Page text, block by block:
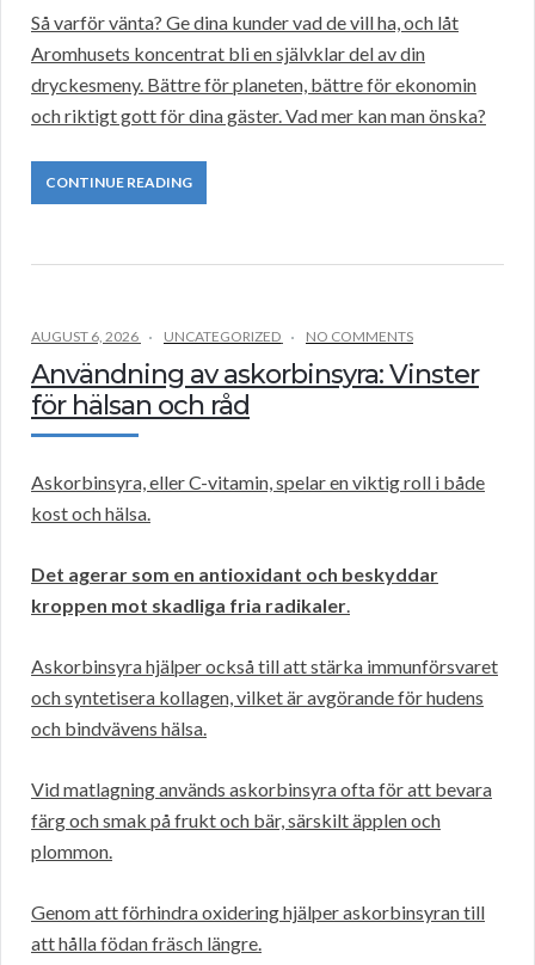
Så varför vänta? Ge dina kunder vad de vill ha, och låt
Aromhusets koncentrat bli en självklar del av din
dryckesmeny. Bättre för planeten, bättre för ekonomin
och riktigt gott för dina gäster. Vad mer kan man önska?
CONTINUE READING
AUGUST 6, 2026 UNCATEGORIZED NO COMMENTS
Användning av askorbinsyra: Vinster
för hälsan och råd
Askorbinsyra, eller C-vitamin, spelar en viktig roll i både
kost och hälsa.
Det agerar som en antioxidant och beskyddar
kroppen mot skadliga fria radikaler.
Askorbinsyra hjälper också till att stärka immunförsvaret
och syntetisera kollagen, vilket är avgörande för hudens
och bindvävens hälsa.
Vid matlagning används askorbinsyra ofta för att bevara
färg och smak på frukt och bär, särskilt äpplen och
plommon.
Genom att förhindra oxidering hjälper askorbinsyran till
att hålla födan fräsch längre.